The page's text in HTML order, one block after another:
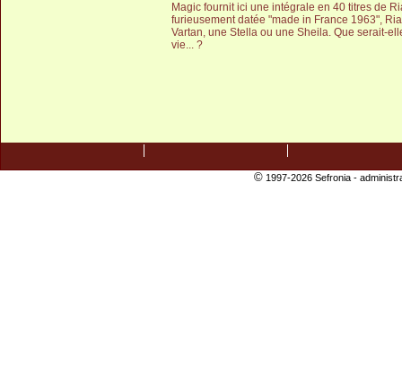
Magic fournit ici une intégrale en 40 titres de
furieusement datée "made in France 1963",
Vartan, une Stella ou une Sheila. Que serait-
vie... ?
©1997-2026 Sefronia -